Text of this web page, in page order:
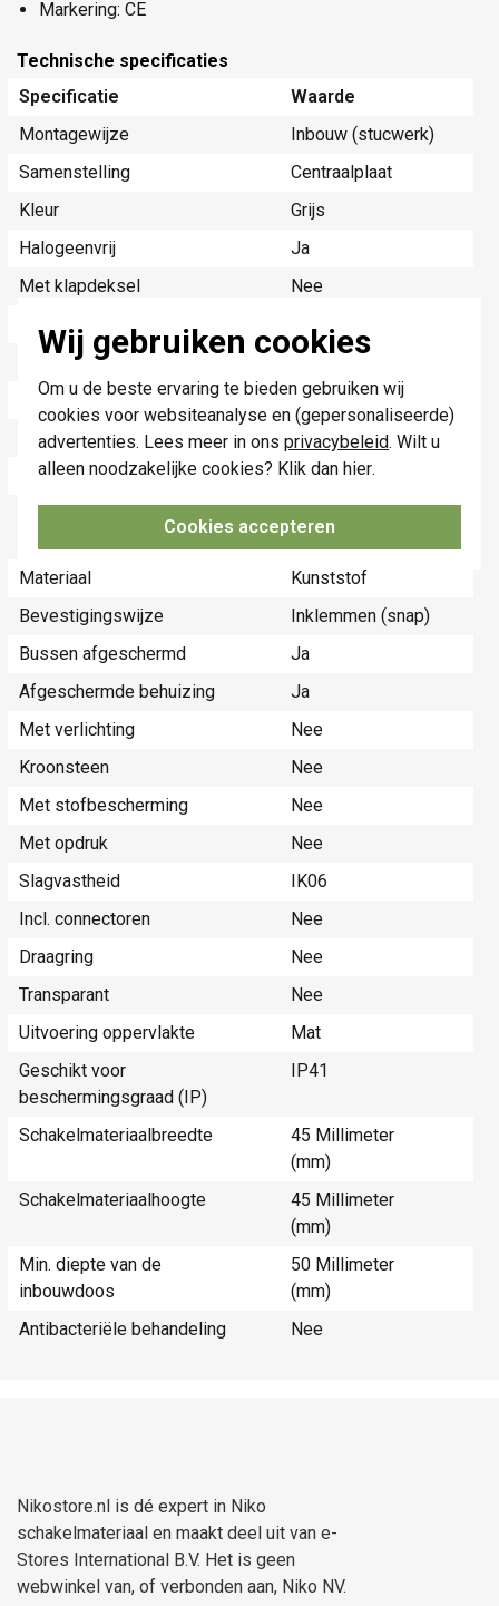
Wij gebruiken cookies
Om u de beste ervaring te bieden gebruiken wij
cookies voor websiteanalyse en (gepersonaliseerde)
advertenties. Lees meer in ons privacybeleid. Wilt u
alleen noodzakelijke cookies? Klik dan hier.
Cookies accepteren
Markering: CE
Technische specificaties
Specificatie
Waarde
Montagewijze
Inbouw (stucwerk)
Samenstelling
Centraalplaat
Kleur
Grijs
Halogeenvrij
Ja
Met klapdeksel
Nee
Gebruik
Modular-Jack
Oppervlaktebescherming
Uitvoerrichting
Recht
Materiaalkwaliteit
Overig
Opdrukveld
Zonder label
Materiaal
Kunststof
Bevestigingswijze
Inklemmen (snap)
Bussen afgeschermd
Ja
Afgeschermde behuizing
Ja
Met verlichting
Nee
Kroonsteen
Nee
Met stofbescherming
Nee
Met opdruk
Nee
Slagvastheid
IK06
Incl. connectoren
Nee
Draagring
Nee
Transparant
Nee
Uitvoering oppervlakte
Mat
Geschikt voor
beschermingsgraad (IP)
IP41
Schakelmateriaalbreedte
45 Millimeter
(mm)
Schakelmateriaalhoogte
45 Millimeter
(mm)
Min. diepte van de
inbouwdoos
50 Millimeter
(mm)
Antibacteriële behandeling
Nee
Nikostore.nl is dé expert in Niko
schakelmateriaal en maakt deel uit van e-
Stores International B.V. Het is geen
webwinkel van, of verbonden aan, Niko NV.